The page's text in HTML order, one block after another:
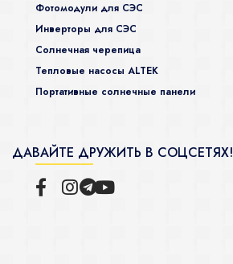
Фотомодули для СЭС
Инверторы для СЭС
Солнечная черепица
Тепловые насосы ALTEK
Портативные солнечные панели
ДАВАЙТЕ ДРУЖИТЬ В СОЦСЕТЯХ!